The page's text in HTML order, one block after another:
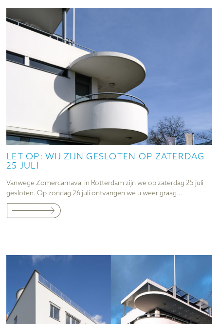
LET OP: WIJ ZIJN GESLOTEN OP ZATERDAG
25 JULI
Vanwege Zomercarnaval in Rotterdam zijn we op zaterdag 25 juli
gesloten. Op zondag 26 juli ontvangen we u weer graag...